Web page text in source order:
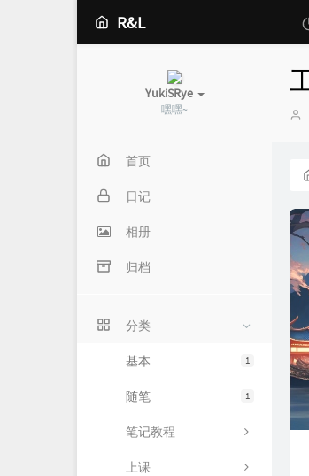
R&L
YukiSRye
嘿嘿~
首页
日记
相册
归档
分类
1
基本
1
随笔
笔记教程
上课